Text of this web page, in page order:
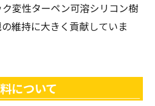
変性ターペン可溶シリコン樹
維持に大きく貢献していま
について